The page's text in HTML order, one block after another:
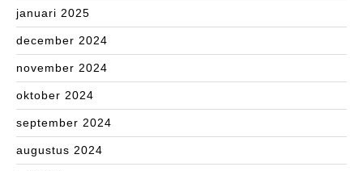
januari 2025
december 2024
november 2024
oktober 2024
september 2024
augustus 2024